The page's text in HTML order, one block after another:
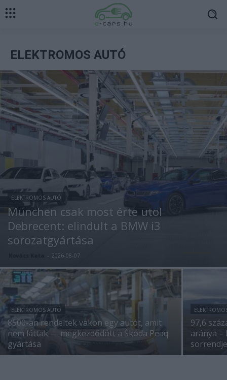
ELEKTROMOS AUTÓ
ELEKTROMOS AUTÓ
München csak most érte utol
Debrecent: elindult a BMW i3
sorozatgyártása
- 2026-08-07
ELEKTROMOS AUTÓ
8500-an rendeltek vakon egy autót, amit
nem láttak — megkezdődött a Škoda Peaq
gyártása
97,6
aránya